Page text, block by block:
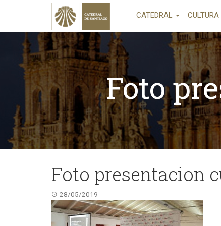
CATEDRAL CULTURA
Foto
Foto presentacion
28/05/2019